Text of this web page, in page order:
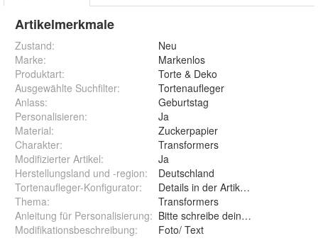
Artikelmerkmale
Zustand:
Neu
Marke:
Markenlos
Produktart:
Torte & Deko
Ausgewählte Suchfilter:
Tortenaufleger
Anlass:
Geburtstag
Personalisieren:
Ja
Material:
Zuckerpapier
Charakter:
Transformers
Modifizierter Artikel:
Ja
Herstellungsland und -region:
Deutschland
Tortenaufleger-Konfigurator:
Details in der Artikelbeschreibung
Thema:
Transformers
Anleitung für Personalisierung: Bitte schreibe deinen Wunschtext
Modifikationsbeschreibung: Foto/ Text